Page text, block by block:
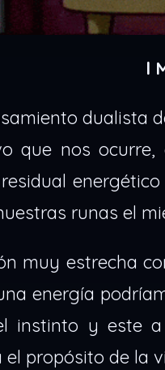
l
dualista
que nos
runas el
muy estrecha
energía
instinto y este
propósito de la